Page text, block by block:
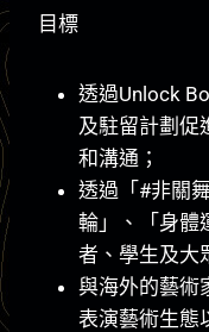
目標
透過Unlock
及駐留計劃促
和溝通；
透過「#非關
輪」、「身體
者、學生及大
與海外的藝術
表演藝術生態